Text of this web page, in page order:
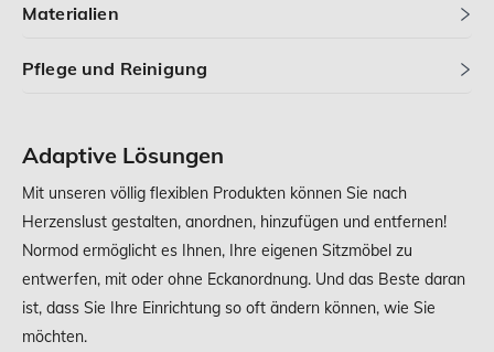
Materialien
Pflege und Reinigung
Adaptive Lösungen
Mit unseren völlig flexiblen Produkten können Sie nach
Herzenslust gestalten, anordnen, hinzufügen und entfernen!
Normod ermöglicht es Ihnen, Ihre eigenen Sitzmöbel zu
entwerfen, mit oder ohne Eckanordnung. Und das Beste daran
ist, dass Sie Ihre Einrichtung so oft ändern können, wie Sie
möchten.